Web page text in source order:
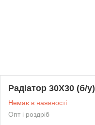
Радіатор 30X30 (б/у)
Немає в наявності
Опт і роздріб